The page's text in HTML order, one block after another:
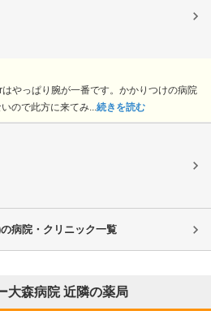
やっぱり腕が一番です。かかりつけの病院
ので此方に来てみ... 続きを読む
病院・クリニック一覧
大森病院近隣の薬局